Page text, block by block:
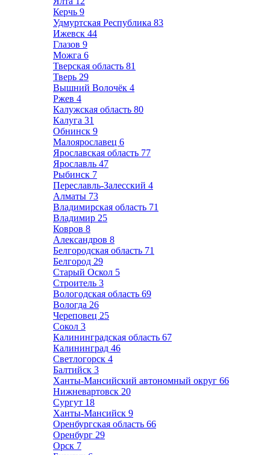
Керчь 9
Удмуртская Республика 83
Ижевск 44
Глазов 9
Можга 6
Тверская область 81
Тверь 29
Вышний Волочёк 4
Ржев 4
Калужская область 80
Калуга 31
Обнинск 9
Малоярославец 6
Ярославская область 77
Ярославль 47
Рыбинск 7
Переславль-Залесский 4
Алматы 73
Владимирская область 71
Владимир 25
Ковров 8
Александров 8
Белгородская область 71
Белгород 29
Старый Оскол 5
Строитель 3
Вологодская область 69
Вологда 26
Череповец 25
Сокол 3
Калининградская область 67
Калининград 46
Светлогорск 4
Балтийск 3
Ханты-Мансийский автономный округ 66
Нижневартовск 20
Сургут 18
Ханты-Мансийск 9
Оренбургская область 66
Оренбург 29
Орск 7